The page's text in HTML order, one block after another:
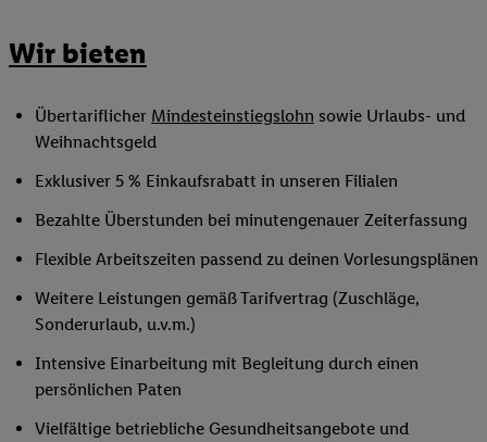
Wir bieten
Übertariflicher Mindesteinstiegslohn sowie Urlaubs- und
Weihnachtsgeld
Exklusiver 5 % Einkaufsrabatt in unseren Filialen
Bezahlte Überstunden bei minutengenauer Zeiterfassung
Flexible Arbeitszeiten passend zu deinen Vorlesungsplänen
Weitere Leistungen gemäß Tarifvertrag (Zuschläge,
Sonderurlaub, u.v.m.)
Intensive Einarbeitung mit Begleitung durch einen
persönlichen Paten
Vielfältige betriebliche Gesundheitsangebote und